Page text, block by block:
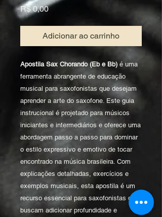
R$ 0,00Preço
Adicionar ao carrinho
Apostila Sax Chorando (Eb e Bb) é uma
ferramenta abrangente de educação
musical para saxofonistas que desejam
aprender a arte do saxofone. Este guia
instrucional é projetado para músicos
iniciantes e intermediários e oferece uma
abordagem passo a passo para dominar
o estilo expressivo e emotivo de tocar
encontrado na música brasileira. Com
explicações detalhadas, exercícios e
exemplos musicais, esta apostila é um
recurso essencial para saxofonistas que
buscam adicionar profundidade e